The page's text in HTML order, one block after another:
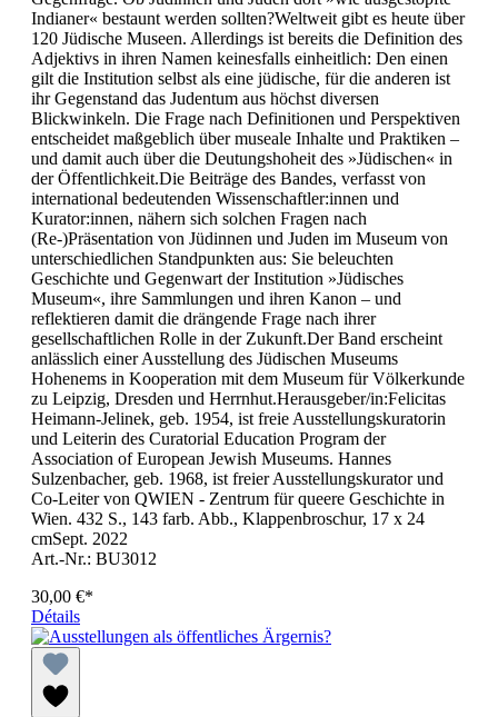
Indianer« bestaunt werden sollten?Weltweit gibt es heute über
120 Jüdische Museen. Allerdings ist bereits die Definition des
Adjektivs in ihren Namen keinesfalls einheitlich: Den einen
gilt die Institution selbst als eine jüdische, für die anderen ist
ihr Gegenstand das Judentum aus höchst diversen
Blickwinkeln. Die Frage nach Definitionen und Perspektiven
entscheidet maßgeblich über museale Inhalte und Praktiken –
und damit auch über die Deutungshoheit des »Jüdischen« in
der Öffentlichkeit.Die Beiträge des Bandes, verfasst von
international bedeutenden Wissenschaftler:innen und
Kurator:innen, nähern sich solchen Fragen nach
(Re-)Präsentation von Jüdinnen und Juden im Museum von
unterschiedlichen Standpunkten aus: Sie beleuchten
Geschichte und Gegenwart der Institution »Jüdisches
Museum«, ihre Sammlungen und ihren Kanon – und
reflektieren damit die drängende Frage nach ihrer
gesellschaftlichen Rolle in der Zukunft.Der Band erscheint
anlässlich einer Ausstellung des Jüdischen Museums
Hohenems in Kooperation mit dem Museum für Völkerkunde
zu Leipzig, Dresden und Herrnhut.Herausgeber/in:Felicitas
Heimann-Jelinek, geb. 1954, ist freie Ausstellungskuratorin
und Leiterin des Curatorial Education Program der
Association of European Jewish Museums. Hannes
Sulzenbacher, geb. 1968, ist freier Ausstellungskurator und
Co-Leiter von QWIEN - Zentrum für queere Geschichte in
Wien. 432 S., 143 farb. Abb., Klappenbroschur, 17 x 24
cmSept. 2022
Art.-Nr.: BU3012
30,00 €*
Détails